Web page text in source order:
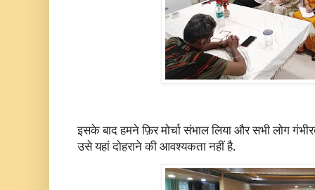
इसके बाद हमने फ़िर मोर्चा संभाल लिया और सभी लोग
उसे यहां दोहराने की आवश्यकता नहीं है.